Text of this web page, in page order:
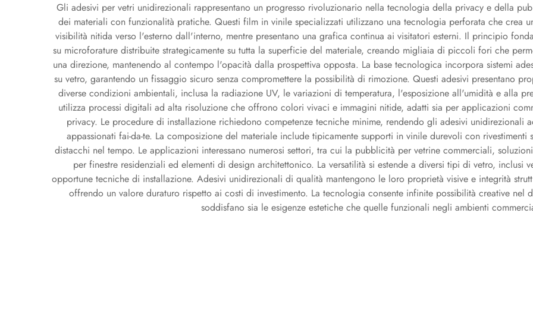
Gli adesivi per vetri unidirezionali rappresentano un progresso rivoluzionario nella tecnologia della privacy e della
dei materiali con funzionalità pratiche. Questi film in vinile specializzati utilizzano una tecnologia perforata che crea
visibilità nitida verso l'esterno dall'interno, mentre presentano una grafica continua ai visitatori esterni. Il principio
su microforature distribuite strategicamente su tutta la superficie del materiale, creando migliaia di piccoli fori che
una direzione, mantenendo al contempo l'opacità dalla prospettiva opposta. La base tecnologica incorpora sistemi
su vetro, garantendo un fissaggio sicuro senza compromettere la possibilità di rimozione. Questi adesivi presentano
diverse condizioni ambientali, inclusa la radiazione UV, le variazioni di temperatura, l'esposizione all'umidità e alla
utilizza processi digitali ad alta risoluzione che offrono colori vivaci e immagini nitide, adatti sia per applicazioni
privacy. Le procedure di installazione richiedono competenze tecniche minime, rendendo gli adesivi unidirezionali
appassionati fai-da-te. La composizione del materiale include tipicamente supporti in vinile durevoli con
distacchi nel tempo. Le applicazioni interessano numerosi settori, tra cui la pubblicità per vetrine commerciali,
per finestre residenziali ed elementi di design architettonico. La versatilità si estende a diversi tipi di vetro, inclusi
opportune tecniche di installazione. Adesivi unidirezionali di qualità mantengono le loro proprietà visive e integrità
offrendo un valore duraturo rispetto ai costi di investimento. La tecnologia consente infinite possibilità creative
soddisfano sia le esigenze estetiche che quelle funzionali negli ambienti